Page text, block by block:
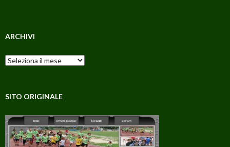
ARCHIVI
Archivi
SITO ORIGINALE